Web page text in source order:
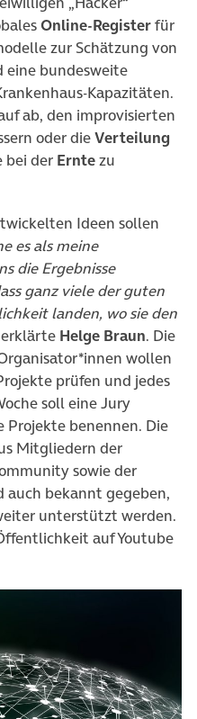
Online-Registerfür
zur Schätzung von
eine bundesweite
Kapazitäten.
ab, den improvisierten
oder dieVerteilung
bei der Erntezu
Ideen sollen
es als meine
die Ergebnisse
ganz viele der guten
landen, wo sie den
Helge Braun. Die
wollen
prüfen und jedes
soll eine Jury
Projekte benennen. Die
Mitgliedern der
sowie der
auch bekannt gegeben,
unterstützt werden.
auf Youtube